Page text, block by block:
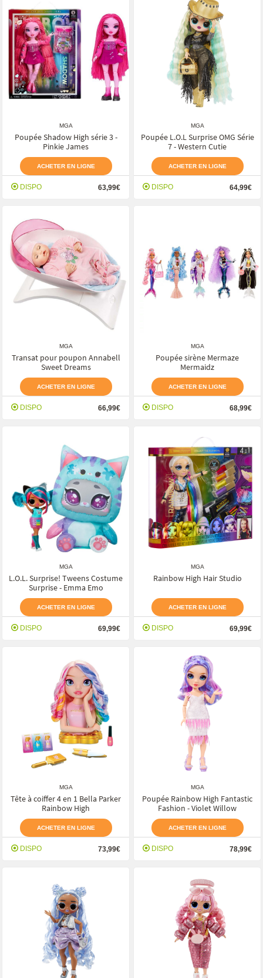
MGA
Poupée Shadow High série 3 -
Pinkie James
ACHETER EN LIGNE
DISPO 63,99€
MGA
Poupée L.O.L Surprise OMG Série
7 - Western Cutie
ACHETER EN LIGNE
DISPO 64,99€
MGA
Transat pour poupon Annabell
Sweet Dreams
ACHETER EN LIGNE
DISPO 66,99€
MGA
Poupée sirène Mermaze
Mermaidz
ACHETER EN LIGNE
DISPO 68,99€
MGA
L.O.L. Surprise! Tweens Costume
Surprise - Emma Emo
ACHETER EN LIGNE
DISPO 69,99€
MGA
Rainbow High Hair Studio
ACHETER EN LIGNE
DISPO 69,99€
MGA
Tête à coiffer 4 en 1 Bella Parker
Rainbow High
ACHETER EN LIGNE
DISPO 73,99€
MGA
Poupée Rainbow High Fantastic
Fashion - Violet Willow
ACHETER EN LIGNE
DISPO 78,99€